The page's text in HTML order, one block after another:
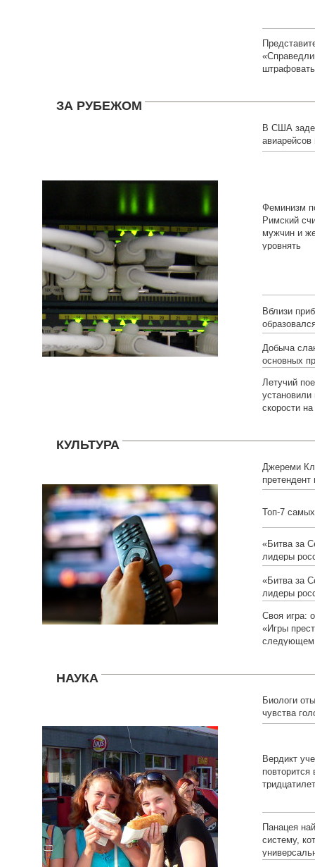
ЗА РУБЕЖОМ
В США
авиарейсов
пилотов
Феминизм
Римский
мужчин и
уровнять
Вблизи
Добыча
основных
Летучий
скорости
КУЛЬТУРА
Джереми
претендент
российской
Топ-7
«Битва за
лидеры
«Битва за
лидеры
Своя игра:
«Игры
следующем
НАУКА
Биологи
чувства
мозге
Вердикт
Панацея
систему,